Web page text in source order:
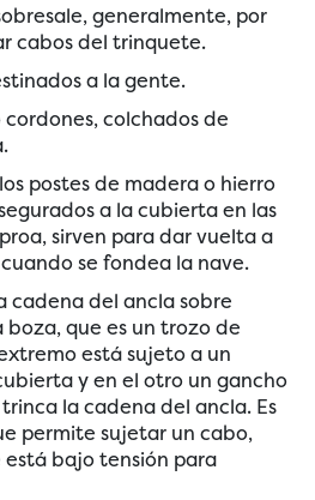
generalmente, por
cabos del trinquete.
a la gente.
colchados de
postes de madera o hierro
a la cubierta en las
sirven para dar vuelta a
se fondea la nave.
cadena del ancla sobre
que es un trozo de
está sujeto a un
y en el otro un gancho
la cadena del ancla. Es
permite sujetar un cabo,
bajo tensión para